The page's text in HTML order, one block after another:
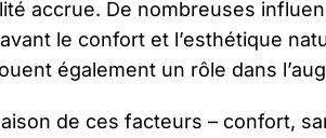
accrue. De nombreuses
le confort et l’esthétique
également un rôle dans
de ces facteurs – confort,